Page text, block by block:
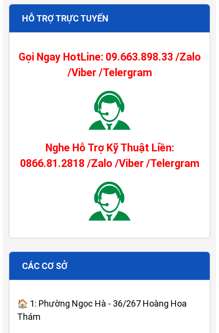
HỖ TRỢ TRỰC TUYẾN
Gọi Ngay HotLine: 09.663.898.33 /Zalo
/Viber /Telergram
Nghe Hỗ Trợ Kỹ Thuật Liền:
0866.81.2818 /Zalo /Viber /Telergram
CÁC CƠ SỞ
🏠 1: Phường Ngọc Hà - 36/267 Hoàng Hoa
Thám